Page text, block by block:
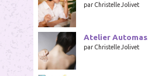
par Christelle Jolivet
Atelier
par Christelle Jolivet